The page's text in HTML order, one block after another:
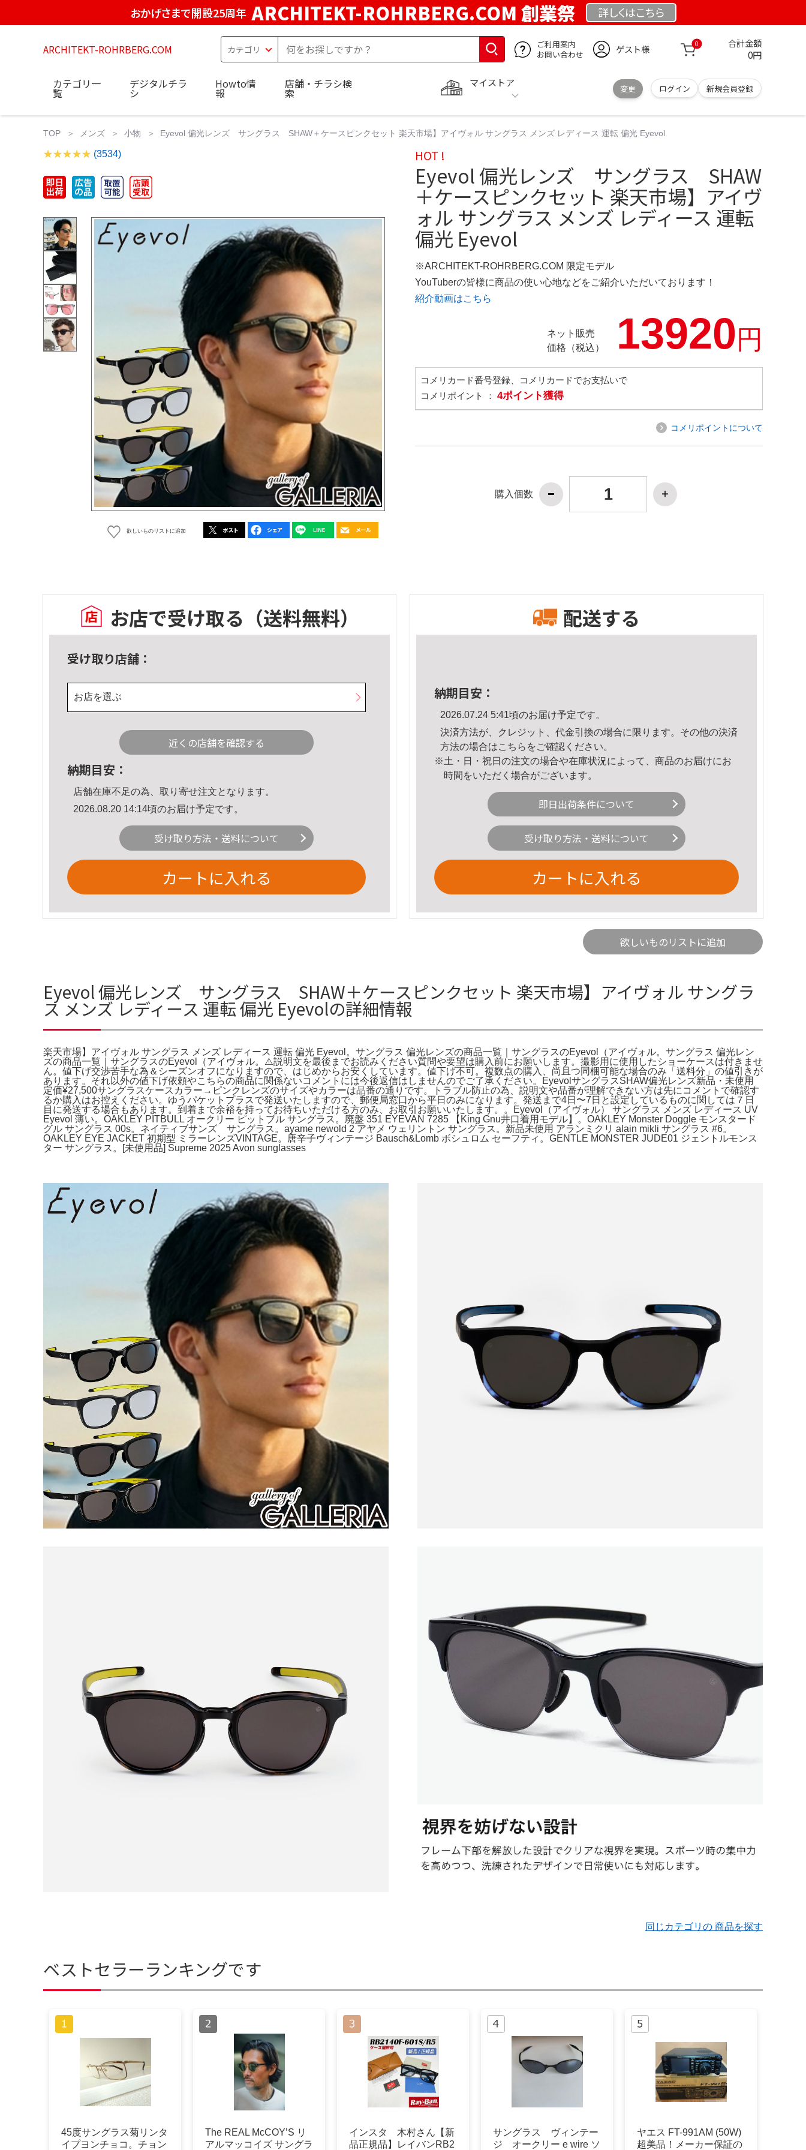
おかげさまで開設25周年 ARCHITEKT-ROHRBERG.COM 創業祭 詳しくはこちら
ARCHITEKT-ROHRBERG.COM
ご利用案内
お問い合わせ
ゲスト様 0 合計金額
0円
マイストア
変更 ログイン 新規会員登録
カテゴリ一
覧
デジタルチラ
シ
Howto情
報
店舗・チラシ検
索
TOP メンズ 小物 Eyevol 偏光レンズ サングラス SHAW＋ケースピンクセット 楽天市場】アイヴォル サングラス メンズ レディース 運転 偏光 Eyevol
(3534)
欲しいものリストに追加
HOT !
Eyevol 偏光レンズ サングラス SHAW
＋ケースピンクセット 楽天市場】アイヴ
ォル サングラス メンズ レディース 運転
偏光 Eyevol
※ARCHITEKT-ROHRBERG.COM 限定モデル
YouTuberの皆様に商品の使い心地などをご紹介いただいております！
紹介動画はこちら
ネット販売
価格（税込）
13920円
コメリカード番号登録、コメリカードでお支払いで
コメリポイント ： 4ポイント獲得
コメリポイントについて
購入個数
お店で受け取る （送料無料）
受け取り店舗：
お店を選ぶ
近くの店舗を確認する
納期目安：
店舗在庫不足の為、取り寄せ注文となります。
2026.08.20 14:14頃のお届け予定です。
受け取り方法・送料について
カートに入れる
配送する
納期目安：
2026.07.24 5:41頃のお届け予定です。
決済方法が、クレジット、代金引換の場合に限ります。その他の決済
方法の場合はこちら をご確認ください。
※土・日・祝日の注文の場合や在庫状況によって、商品のお届けにお
時間をいただく場合がございます。
即日出荷条件について
受け取り方法・送料について
カートに入れる
欲しいものリストに追加
Eyevol 偏光レンズ サングラス SHAW＋ケースピンクセット 楽天市場】アイヴォル サングラ
ス メンズ レディース 運転 偏光 Eyevolの詳細情報
楽天市場】アイヴォル サングラス メンズ レディース 運転 偏光 Eyevol。サングラス 偏光レンズの商品一覧｜サングラスのEyevol（アイヴォル。サングラス 偏光レン
ズの商品一覧｜サングラスのEyevol（アイヴォル。⚠️説明文を最後までお読みください質問や要望は購入前にお願いします。撮影用に使用したショーケースは付きませ
ん。値下げ交渉苦手な為＆シーズンオフになりますので、はじめからお安くしています。値下げ不可。複数点の購入、尚且つ同梱可能な場合のみ「送料分」の値引きが
あります。それ以外の値下げ依頼やこちらの商品に関係ないコメントには今後返信はしませんのでご了承ください。EyevolサングラスSHAW偏光レンズ新品・未使用
定価¥27,500サングラスケースカラー→ピンクレンズのサイズやカラーは品番の通りです。トラブル防止の為、説明文や品番が理解できない方は先にコメントで確認す
るか購入はお控えください。ゆうパケットプラスで発送いたしますので、郵便局窓口から平日のみになります。発送まで4日〜7日と設定しているものに関しては７日
目に発送する場合もあります。到着まで余裕を持ってお待ちいただける方のみ、お取引お願いいたします。。Eyevol（アイヴォル） サングラス メンズ レディース UV
Eyevol 薄い。OAKLEY PITBULL オークリー ピットブル サングラス。廃盤 351 EYEVAN 7285 【King Gnu井口着用モデル】。OAKLEY Monster Doggle モンスタード
グル サングラス 00s。ネイティブサンズ サングラス。ayame newold 2 アヤメ ウェリントン サングラス。新品未使用 アランミクリ alain mikli サングラス #6。
OAKLEY EYE JACKET 初期型 ミラーレンズVINTAGE。唐辛子ヴィンテージ Bausch&Lomb ボシュロム セーフティ。GENTLE MONSTER JUDE01 ジェントルモンス
ター サングラス。[未使用品] Supreme 2025 Avon sunglasses
同じカテゴリの 商品を探す
ベストセラーランキングです
45度サングラス菊リンタ
イプヨンチョコ。チョン
The REAL McCOY’S リ
アルマッコイズ サングラ
インスタ 木村さん【新
品正規品】レイバンRB2
サングラス ヴィンテー
ジ オークリー e wire ソ
ヤエス FT-991AM (50W)
超美品！メーカー保証の